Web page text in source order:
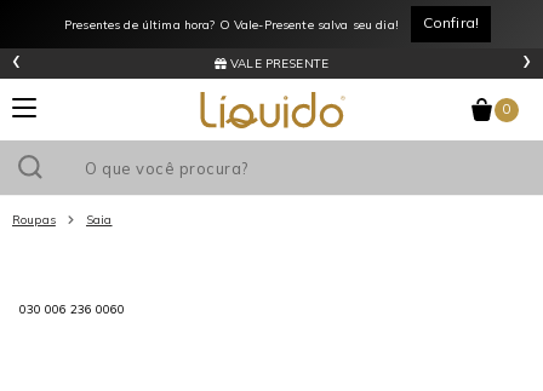
Presentes de última hora? O Vale-Presente salva seu dia!
Confira!
VALE PRESENTE
‹ ›
0
Roupas Saia
030 006 236 0060